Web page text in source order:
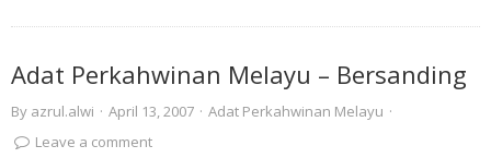
Adat Perkahwinan Melayu – Bersanding
By azrul.alwi · April 13, 2007 · Adat Perkahwinan Melayu ·
Leave a comment